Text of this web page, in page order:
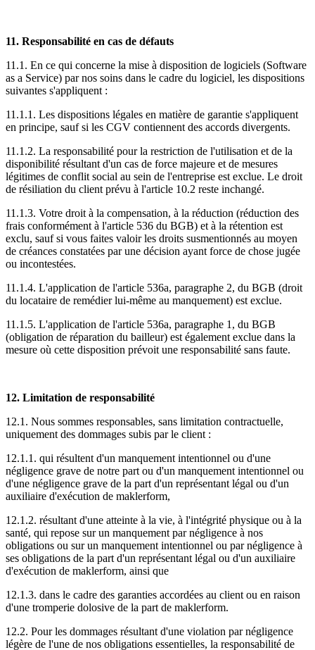
11. Responsabilité en cas de défauts
11.1. En ce qui concerne la mise à disposition de logiciels (Software
as a Service) par nos soins dans le cadre du logiciel, les dispositions
suivantes s'appliquent :
11.1.1. Les dispositions légales en matière de garantie s'appliquent
en principe, sauf si les CGV contiennent des accords divergents.
11.1.2. La responsabilité pour la restriction de l'utilisation et de la
disponibilité résultant d'un cas de force majeure et de mesures
légitimes de conflit social au sein de l'entreprise est exclue. Le droit
de résiliation du client prévu à l'article 10.2 reste inchangé.
11.1.3. Votre droit à la compensation, à la réduction (réduction des
frais conformément à l'article 536 du BGB) et à la rétention est
exclu, sauf si vous faites valoir les droits susmentionnés au moyen
de créances constatées par une décision ayant force de chose jugée
ou incontestées.
11.1.4. L'application de l'article 536a, paragraphe 2, du BGB (droit
du locataire de remédier lui-même au manquement) est exclue.
11.1.5. L'application de l'article 536a, paragraphe 1, du BGB
(obligation de réparation du bailleur) est également exclue dans la
mesure où cette disposition prévoit une responsabilité sans faute.‍
12. Limitation de responsabilité
12.1. Nous sommes responsables, sans limitation contractuelle,
uniquement des dommages subis par le client :
12.1.1. qui résultent d'un manquement intentionnel ou d'une
négligence grave de notre part ou d'un manquement intentionnel ou
d'une négligence grave de la part d'un représentant légal ou d'un
auxiliaire d'exécution de maklerform,
12.1.2. résultant d'une atteinte à la vie, à l'intégrité physique ou à la
santé, qui repose sur un manquement par négligence à nos
obligations ou sur un manquement intentionnel ou par négligence à
ses obligations de la part d'un représentant légal ou d'un auxiliaire
d'exécution de maklerform, ainsi que
12.1.3. dans le cadre des garanties accordées au client ou en raison
d'une tromperie dolosive de la part de maklerform.
12.2. Pour les dommages résultant d'une violation par négligence
légère de l'une de nos obligations essentielles, la responsabilité de